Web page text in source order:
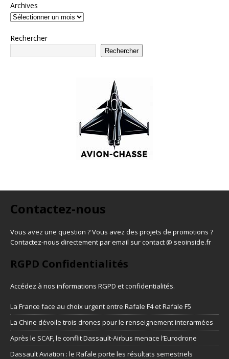
Archives
Rechercher
Rechercher
Contactez-nous
Vous avez une question ? Vous avez des projets de promotions ?
Contactez-nous directement par email sur contact @ seoinside.fr
RGPD Confidentialités
Accédez à nos informations RGPD et confidentialités.
La France face au choix urgent entre Rafale F4 et Rafale F5
La Chine dévoile trois drones pour le renseignement interarmées
Après le SCAF, le conflit Dassault-Airbus menace l’Eurodrone
Dassault Aviation : le Rafale porte les résultats semestriels